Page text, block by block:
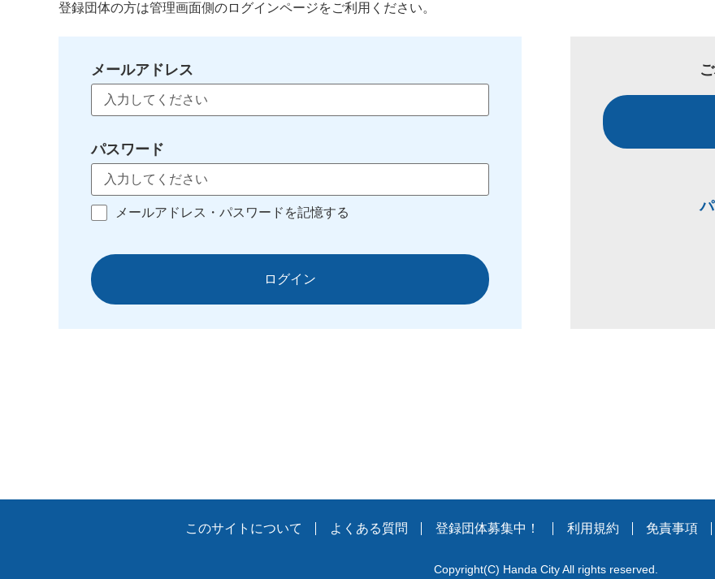
登録団体の方は管理画面側のログインページをご利用ください。
メールアドレス
パスワード
メールアドレス・パスワードを記憶する
ログイン
このサイトについて よくある質問 登録団体募集中！ 利用規約 免責事項
Copyright(C) Handa City All rights reserved.